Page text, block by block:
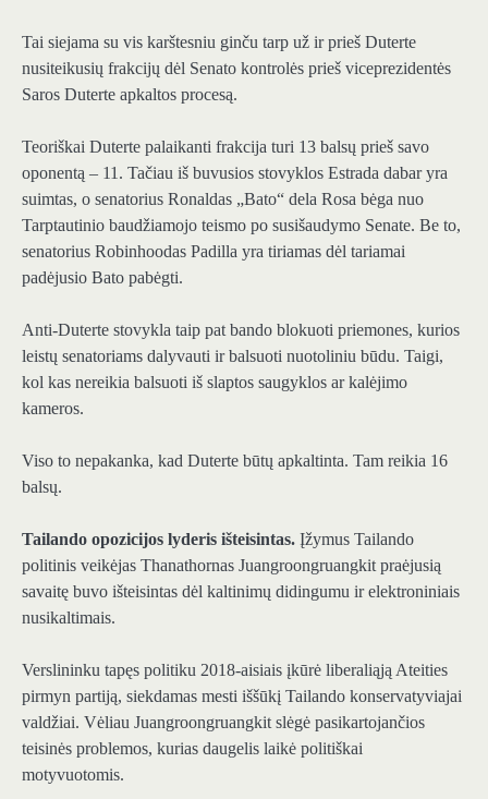
Tai siejama su vis karštesniu ginču tarp už ir prieš Duterte
nusiteikusių frakcijų dėl Senato kontrolės prieš viceprezidentės
Saros Duterte apkaltos procesą.
Teoriškai Duterte palaikanti frakcija turi 13 balsų prieš savo
oponentą – 11. Tačiau iš buvusios stovyklos Estrada dabar yra
suimtas, o senatorius Ronaldas „Bato“ dela Rosa bėga nuo
Tarptautinio baudžiamojo teismo po susišaudymo Senate. Be to,
senatorius Robinhoodas Padilla yra tiriamas dėl tariamai
padėjusio Bato pabėgti.
Anti-Duterte stovykla taip pat bando blokuoti priemones, kurios
leistų senatoriams dalyvauti ir balsuoti nuotoliniu būdu. Taigi,
kol kas nereikia balsuoti iš slaptos saugyklos ar kalėjimo
kameros.
Viso to nepakanka, kad Duterte būtų apkaltinta. Tam reikia 16
balsų.
Tailando opozicijos lyderis išteisintas. Įžymus Tailando
politinis veikėjas Thanathornas Juangroongruangkit praėjusią
savaitę buvo išteisintas dėl kaltinimų didingumu ir elektroniniais
nusikaltimais.
Verslininku tapęs politiku 2018-aisiais įkūrė liberaliąją Ateities
pirmyn partiją, siekdamas mesti iššūkį Tailando konservatyviajai
valdžiai. Vėliau Juangroongruangkit slėgė pasikartojančios
teisinės problemos, kurias daugelis laikė politiškai
motyvuotomis.